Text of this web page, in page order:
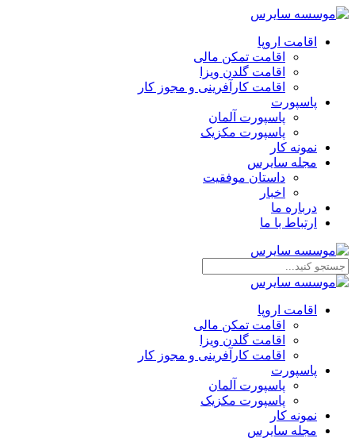
اقامت اروپا
اقامت تمکن مالی
اقامت گلدن ویزا
اقامت کارآفرینی و مجوز کار
پاسپورت
پاسپورت آلمان
پاسپورت مکزیک
نمونه کار
مجله سایرس
داستان موفقیت
اخبار
درباره ما
ارتباط‌ با‌ ما
اقامت اروپا
اقامت تمکن مالی
اقامت گلدن ویزا
اقامت کارآفرینی و مجوز کار
پاسپورت
پاسپورت آلمان
پاسپورت مکزیک
نمونه کار
مجله سایرس